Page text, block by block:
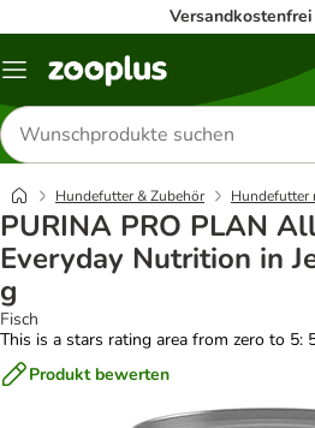
Menü
Produkte
suchen
Hundefutter & Zubehör Hundefutter
PURINA PRO PLAN
Everyday Nutrition in
g
Fisch
This is a stars rating area from zero to 5:
Produkt bewerten